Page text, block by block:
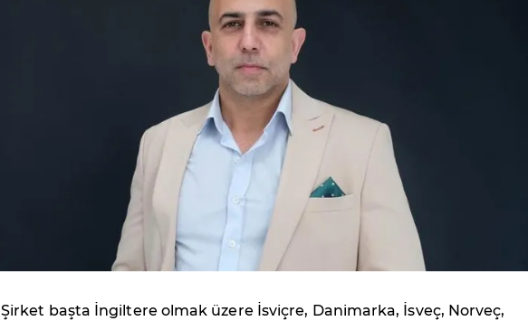
Şirket başta İngiltere olmak üzere İsviçre, Danimarka, İsveç, Norveç,